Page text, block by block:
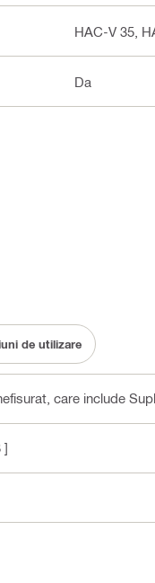
HAC-V 35,
Da
de utilizare
care include
]